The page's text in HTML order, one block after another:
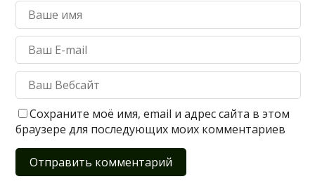
Сохраните моё имя, email и адрес сайта в этом
браузере для последующих моих комментариев